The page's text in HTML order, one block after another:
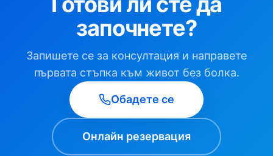
започнете?
Запишете се за консултация и направете
първата стъпка към живот без болка.
Обадете се
Онлайн резервация